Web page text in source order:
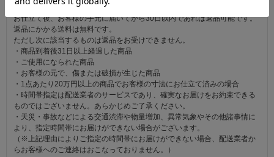
お仕立て後、お客様の手元に届いてから30日以内であれば返品可能です。
返品にかかる送料は無料です。
ただし次に該当するものは返品をお受けできません。
・商品到着後31日以上経過した商品
・ご使用になられた商品
・お客様の元で、傷または破損が生じた商品
・1点あたり20万円以上の商品でお客様の寸法にお仕立て済みの場合
・時間帯指定は配送業者のサービスであり、確実なお届けをお約束できる
ものではございません。あらかじめご了承ください。
・天災・事故などによる交通渋滞や物量増加、異常気象やその他諸事情に
より、指定時間帯にお届けができない場合がございます。
（※上記理由によりご指定の時間帯にお届けができない場合、配送業者か
らお客様へのご連絡はおこなっておりません。）